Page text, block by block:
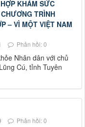
KHÁM SỨC
TRÌNH
– VÌ MỘT VIỆT NAM
Phản hồi: 0
Nhân dân với chủ
Cú, tỉnh Tuyên
Phản hồi: 0